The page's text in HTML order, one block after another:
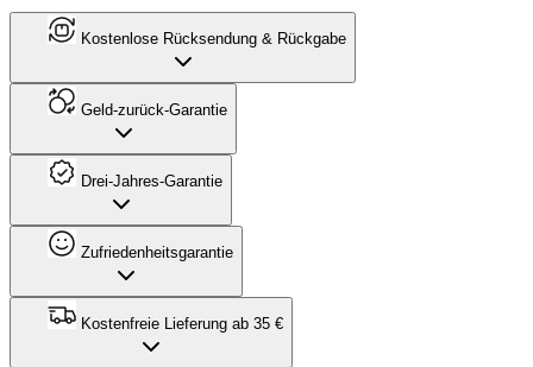
Kostenlose Rücksendung & Rückgabe
Geld-zurück-Garantie
Drei-Jahres-Garantie
Zufriedenheitsgarantie
Kostenfreie Lieferung ab 35 €